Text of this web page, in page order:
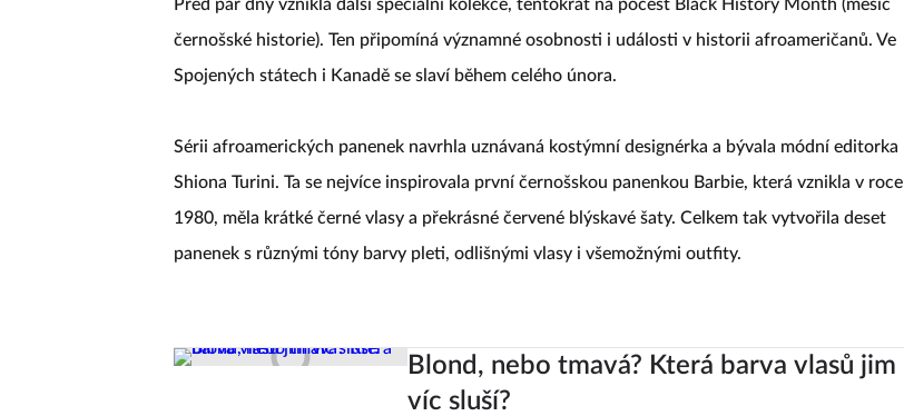
Před pár dny vznikla další speciální kolekce, tentokrát na počest Black History Month (měsíc
černošské historie). Ten připomíná významné osobnosti i události v historii afroameričanů. Ve
Spojených státech i Kanadě se slaví během celého února.
Sérii afroamerických panenek navrhla uznávaná kostýmní designérka a bývala módní editorka
Shiona Turini. Ta se nejvíce inspirovala první černošskou panenkou Barbie, která vznikla v roce
1980, měla krátké černé vlasy a překrásné červené blýskavé šaty. Celkem tak vytvořila deset
panenek s různými tóny barvy pleti, odlišnými vlasy i všemožnými outfity.
Blond, nebo tmavá? Která barva vlasů jim
víc sluší?